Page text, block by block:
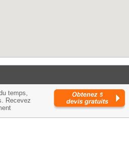
temps,
Recevez